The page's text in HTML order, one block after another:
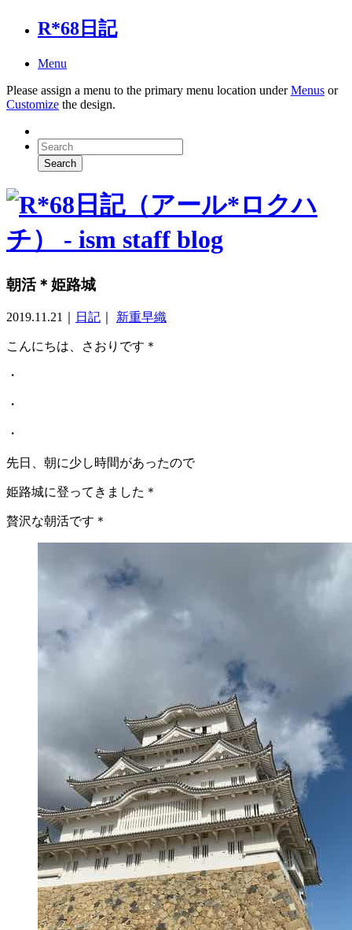
R*68日記
Menu
Please assign a menu to the primary menu location underMenus or
Customize the design.
朝活＊姫路城
2019.11.21 日記 新重早織
こんにちは、さおりです＊
・
・
・
先日、朝に少し時間があったので
姫路城に登ってきました＊
贅沢な朝活です＊